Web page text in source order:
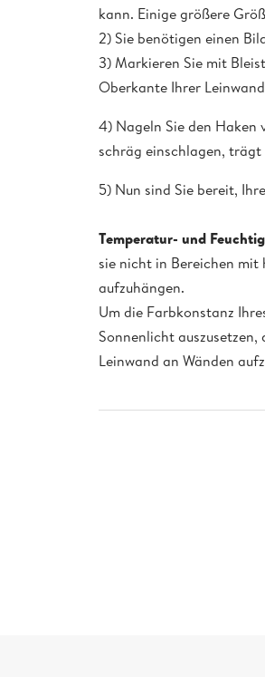
kann. Einige größere
2) Sie benötigen einen
3) Markieren Sie mit
Oberkante Ihrer
4) Nageln Sie den
schräg einschlagen,
5) Nun sind Sie bereit,
Temperatur- und
sie nicht in Bereichen mit
aufzuhängen.
Um die Farbkonstanz
Sonnenlicht
Leinwand an Wänden